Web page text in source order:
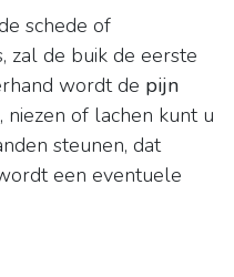
schede of
zal de buik de eerste
wordt de pijn
of lachen kunt u
steunen, dat
een eventuele